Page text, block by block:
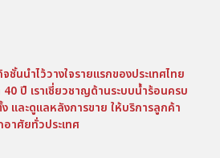
นนำไว้วางใจรายแรกของประเทศไทย
ปี เราเชี่ยวชาญด้านระบบน้ำร้อนครบ
และดูแลหลังการขาย ให้บริการลูกค้า
อาศัยทั่วประเทศ